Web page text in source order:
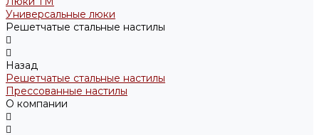
Универсальные люки
Решетчатые стальные настилы
Назад
Решетчатые стальные настилы
Прессованные настилы
О компании